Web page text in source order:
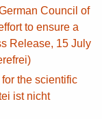
Council of
to ensure a
Release, 15 July
the scientific
ist nicht